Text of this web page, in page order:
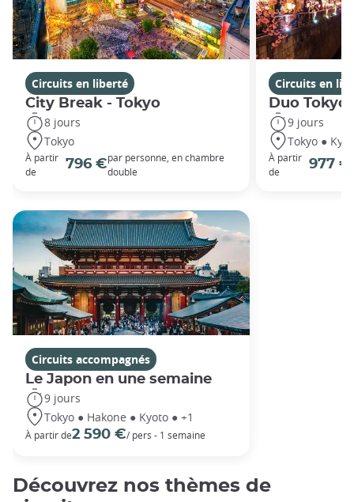
Circuits en liberté
City Break - Tokyo
8 jours
Tokyo
À partir
de
796 €par personne, en chambre
double
Circuits en
Duo Tokyo
9 jours
Tokyo ●
À partir
de
977 €
Circuits accompagnés
Le Japon en une semaine
9 jours
Tokyo ● Hakone ● Kyoto ● +1
À partir de2 590 €/ pers - 1 semaine
Découvrez nos thèmes de